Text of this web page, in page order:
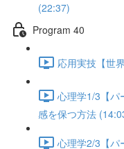
(22:37)
Program 40
応用実技【世
心理学1/3【
感を保つ方法
心理学2/3【